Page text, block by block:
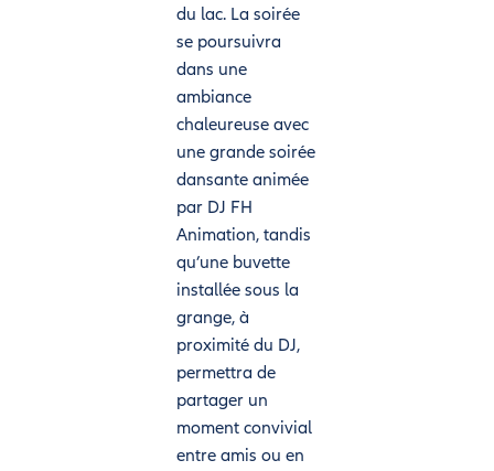
du lac. La soirée
se poursuivra
dans une
ambiance
chaleureuse avec
une grande soirée
dansante animée
par DJ FH
Animation, tandis
qu’une buvette
installée sous la
grange, à
proximité du DJ,
permettra de
partager un
moment convivial
entre amis ou en